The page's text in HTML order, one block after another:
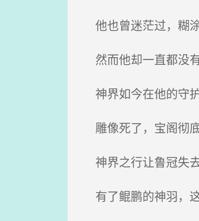
他也曾迷茫过，糊
然而他却一直都没
神界如今在他的守
雕像死了，宝阁彻
神界之行让鲁冠失
有了鲲鹏的神羽，